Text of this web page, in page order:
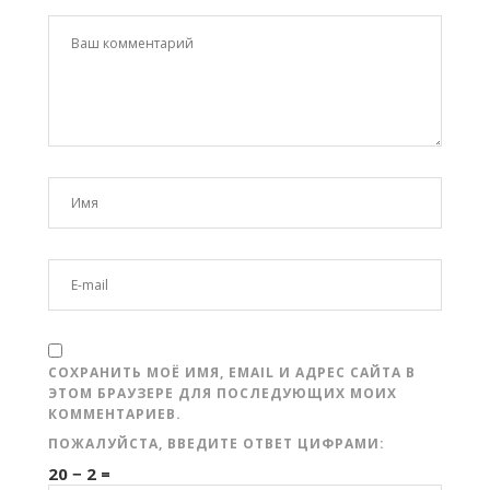
СОХРАНИТЬ МОЁ ИМЯ, EMAIL И АДРЕС САЙТА В
ЭТОМ БРАУЗЕРЕ ДЛЯ ПОСЛЕДУЮЩИХ МОИХ
КОММЕНТАРИЕВ.
ПОЖАЛУЙСТА, ВВЕДИТЕ ОТВЕТ ЦИФРАМИ:
20 − 2 =